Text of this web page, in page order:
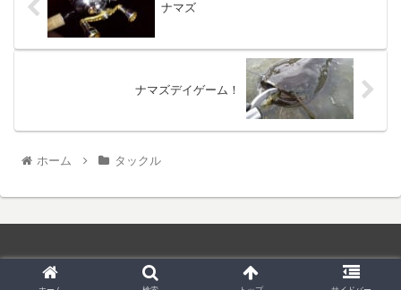
ナマズ
ナマズデイゲーム！
ホーム タックル
© 2019 和菓子屋さんのバス釣り.